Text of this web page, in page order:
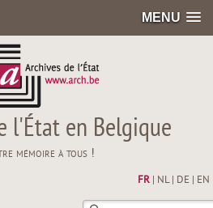
MENU
l'État en Belgique
mémoire à tous !
FR| NL| DE EN